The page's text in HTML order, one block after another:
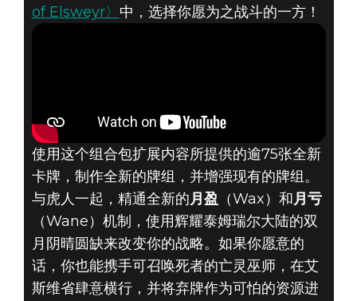
〈MOONS OF
ELSWEYR〉的双
月已经升起，现
在即可畅玩！
of Elsweyr〉 中，选择你愿为之战斗的一方！
使用这个组合包扩展内容所提供的逾75张全新
卡牌，制作全新的牌组，并增强现有的牌组。
与虎人一起，精通全新的月盈 （Wax）和月亏
（Wane）机制，使用辉耀泰姆瑞尔大陆的双
月阴晴圆缺来改变你的战略。如果你愿意的
话，你也能携手可召唤死者的亡灵巫师，在艾
斯维省肆意横行，并将弃牌作为可怕的资源进